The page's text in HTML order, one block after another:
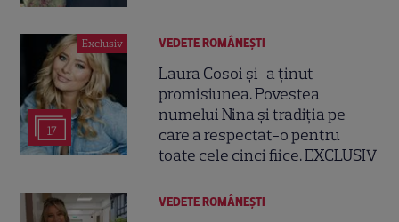
Exclusiv
17
VEDETE ROMÂNEŞTI
Laura Cosoi și-a ținut
promisiunea. Povestea
numelui Nina și tradiția pe
care a respectat-o pentru
toate cele cinci fiice. EXCLUSIV
VEDETE ROMÂNEŞTI